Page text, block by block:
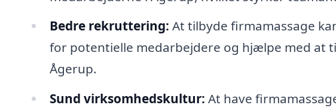
Bedre rekruttering: At tilbyde firmamassage
for potentielle medarbejdere og hjælpe med at
Ågerup.
Sund virksomhedskultur: At have